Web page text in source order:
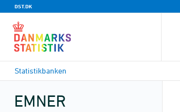
DST.DK
Statistikbanken
EMNER